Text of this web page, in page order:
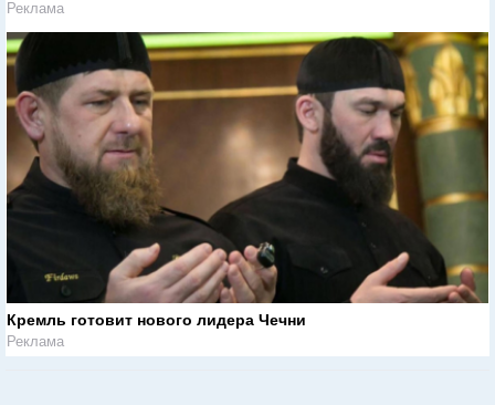
Реклама
Кремль готовит нового лидера Чечни
Реклама